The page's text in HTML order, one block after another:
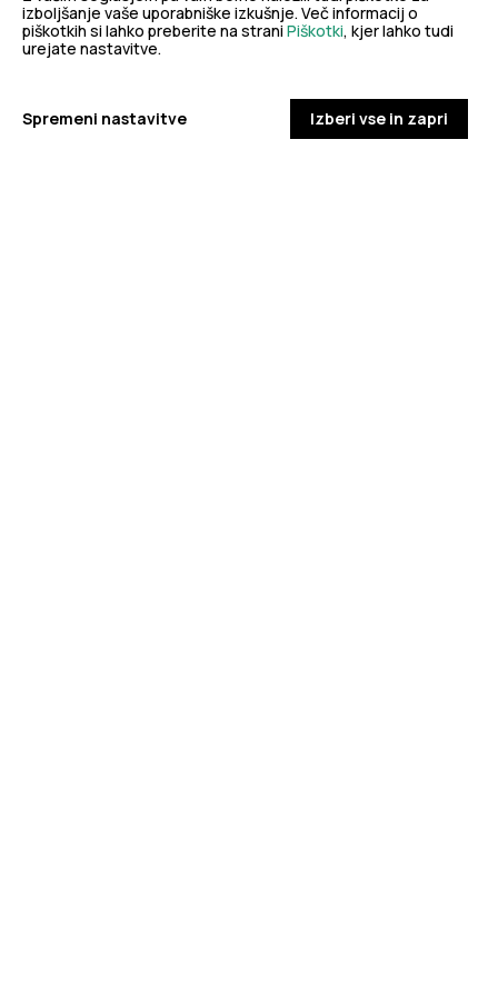
zdravje
PODROBNO
izboljšanje vaše uporabniške izkušnje. Več informacij o
piškotkih si lahko preberite na strani Piškotki, kjer lahko tudi
urejate nastavitve.
Spremeni nastavitve Izberi vse in zapri